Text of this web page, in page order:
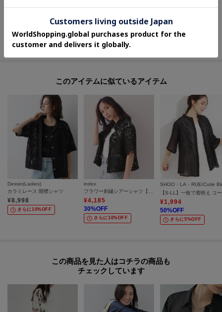
Haruka
159cm
GALLEST
このアイテムに似ているアイテム
Dessin(Ladies)
カラミレース 開襟シャツ
¥8,998
さらに10%OFF
index
フラワー刺繍シアーシャツ【洗濯機OK／イージーアイロン】
¥4,185
30%OFF
さらに10%OFF
¥1,994
50%OFF
さらに5%OFF
この商品を見た人はコチラの商品も
チェックしています